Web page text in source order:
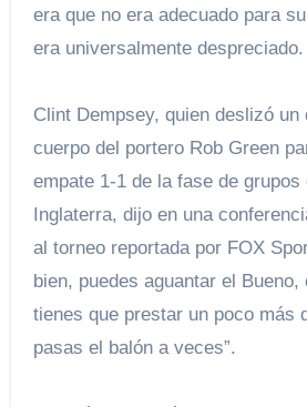
era que no era adecuado para
era universalmente despreciado.
Clint Dempsey, quien deslizó un
cuerpo del portero Rob Green
empate 1-1 de la fase de
Inglaterra, dijo en una
al torneo reportada por FOX
bien, puedes aguantar el
tienes que prestar un poco más
pasas el balón a veces”.